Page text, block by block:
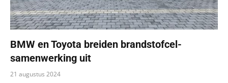
BMW en Toyota breiden brandstofcel-
samenwerking uit
21 augustus 2024